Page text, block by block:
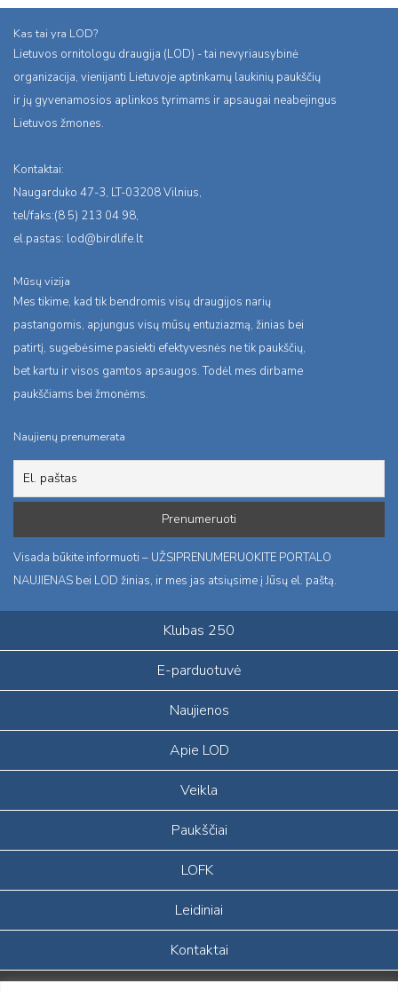
Kas tai yra LOD?
Lietuvos ornitologu draugija (LOD) - tai nevyriausybinė
organizacija, vienijanti Lietuvoje aptinkamų laukinių paukščių
ir jų gyvenamosios aplinkos tyrimams ir apsaugai neabejingus
Lietuvos žmones.
Kontaktai:
Naugarduko 47-3, LT-03208 Vilnius,
tel/faks:(8 5) 213 04 98,
el.pastas: lod@birdlife.lt
Mūsų vizija
Mes tikime, kad tik bendromis visų draugijos narių
pastangomis, apjungus visų mūsų entuziazmą, žinias bei
patirtį, sugebėsime pasiekti efektyvesnės ne tik paukščių,
bet kartu ir visos gamtos apsaugos. Todėl mes dirbame
paukščiams bei žmonėms.
Naujienų prenumerata
Visada būkite informuoti – UŽSIPRENUMERUOKITE PORTALO
NAUJIENAS bei LOD žinias, ir mes jas atsiųsime į Jūsų el. paštą.
Klubas 250
E-parduotuvė
Naujienos
Apie LOD
Veikla
Paukščiai
LOFK
Leidiniai
Kontaktai